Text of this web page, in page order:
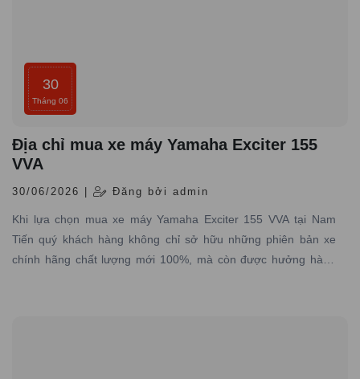
30
Tháng 06
Địa chỉ mua xe máy Yamaha Exciter 155
VVA
30/06/2026 | Đăng bởi admin
Khi lựa chọn mua xe máy Yamaha Exciter 155 VVA tại Nam
Tiến quý khách hàng không chỉ sở hữu những phiên bản xe
chính hãng chất lượng mới 100%, mà còn được hưởng hàng